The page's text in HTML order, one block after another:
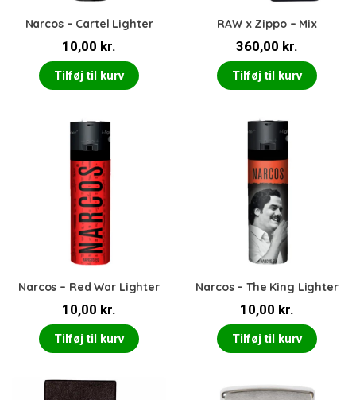
Narcos – Cartel Lighter
10,00 kr.
Tilføj til kurv
RAW x Zippo – Mix
360,00 kr.
Tilføj til kurv
Narcos – Red War Lighter
10,00 kr.
Tilføj til kurv
Narcos – The King Lighter
10,00 kr.
Tilføj til kurv